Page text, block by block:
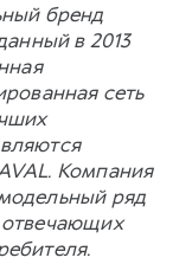
бренд
в 2013
сеть
Компания
ряд